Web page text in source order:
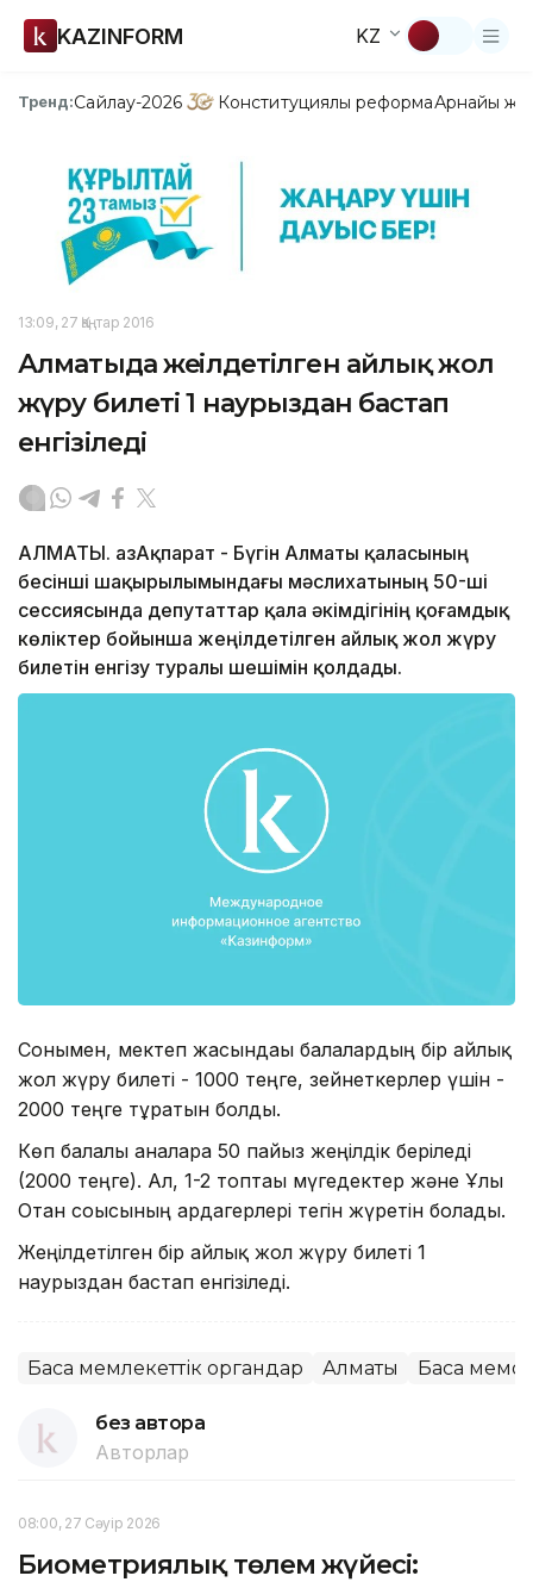
KAZINFORM KZ
Тренд:Сайлау-2026 Конституциялық реформаАрнайы
13:09, 27 Қаңтар 2016
Алматыда жеңілдетілген айлық жол
жүру билеті 1 наурыздан бастап
енгізіледі
АЛМАТЫ. ҚазАқпарат - Бүгін Алматы қаласының
бесінші шақырылымындағы мәслихатының 50-ші
сессиясында депутаттар қала әкімдігінің қоғамдық
көліктер бойынша жеңілдетілген айлық жол жүру
билетін енгізу туралы шешімін қолдады.
Сонымен, мектеп жасындағы балалардың бір айлық
жол жүру билеті - 1000 теңге, зейнеткерлер үшін -
2000 теңге тұратын болды.
Көп балалы аналарға 50 пайыз жеңілдік беріледі
(2000 теңге). Ал, 1-2 топтағы мүгедектер және Ұлы
Отан соғысының ардагерлері тегін жүретін болады.
Жеңілдетілген бір айлық жол жүру билеті 1
наурыздан бастап енгізіледі.
Басқа мемлекеттік органдар Алматы Басқа
без автора
Авторлар
08:00, 27 Сәуір 2026
Биометриялық төлем жүйесі: